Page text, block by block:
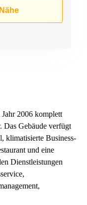
2006 komplett
Das Gebäude verfügt
klimatisierte Business-
und eine
Dienstleistungen